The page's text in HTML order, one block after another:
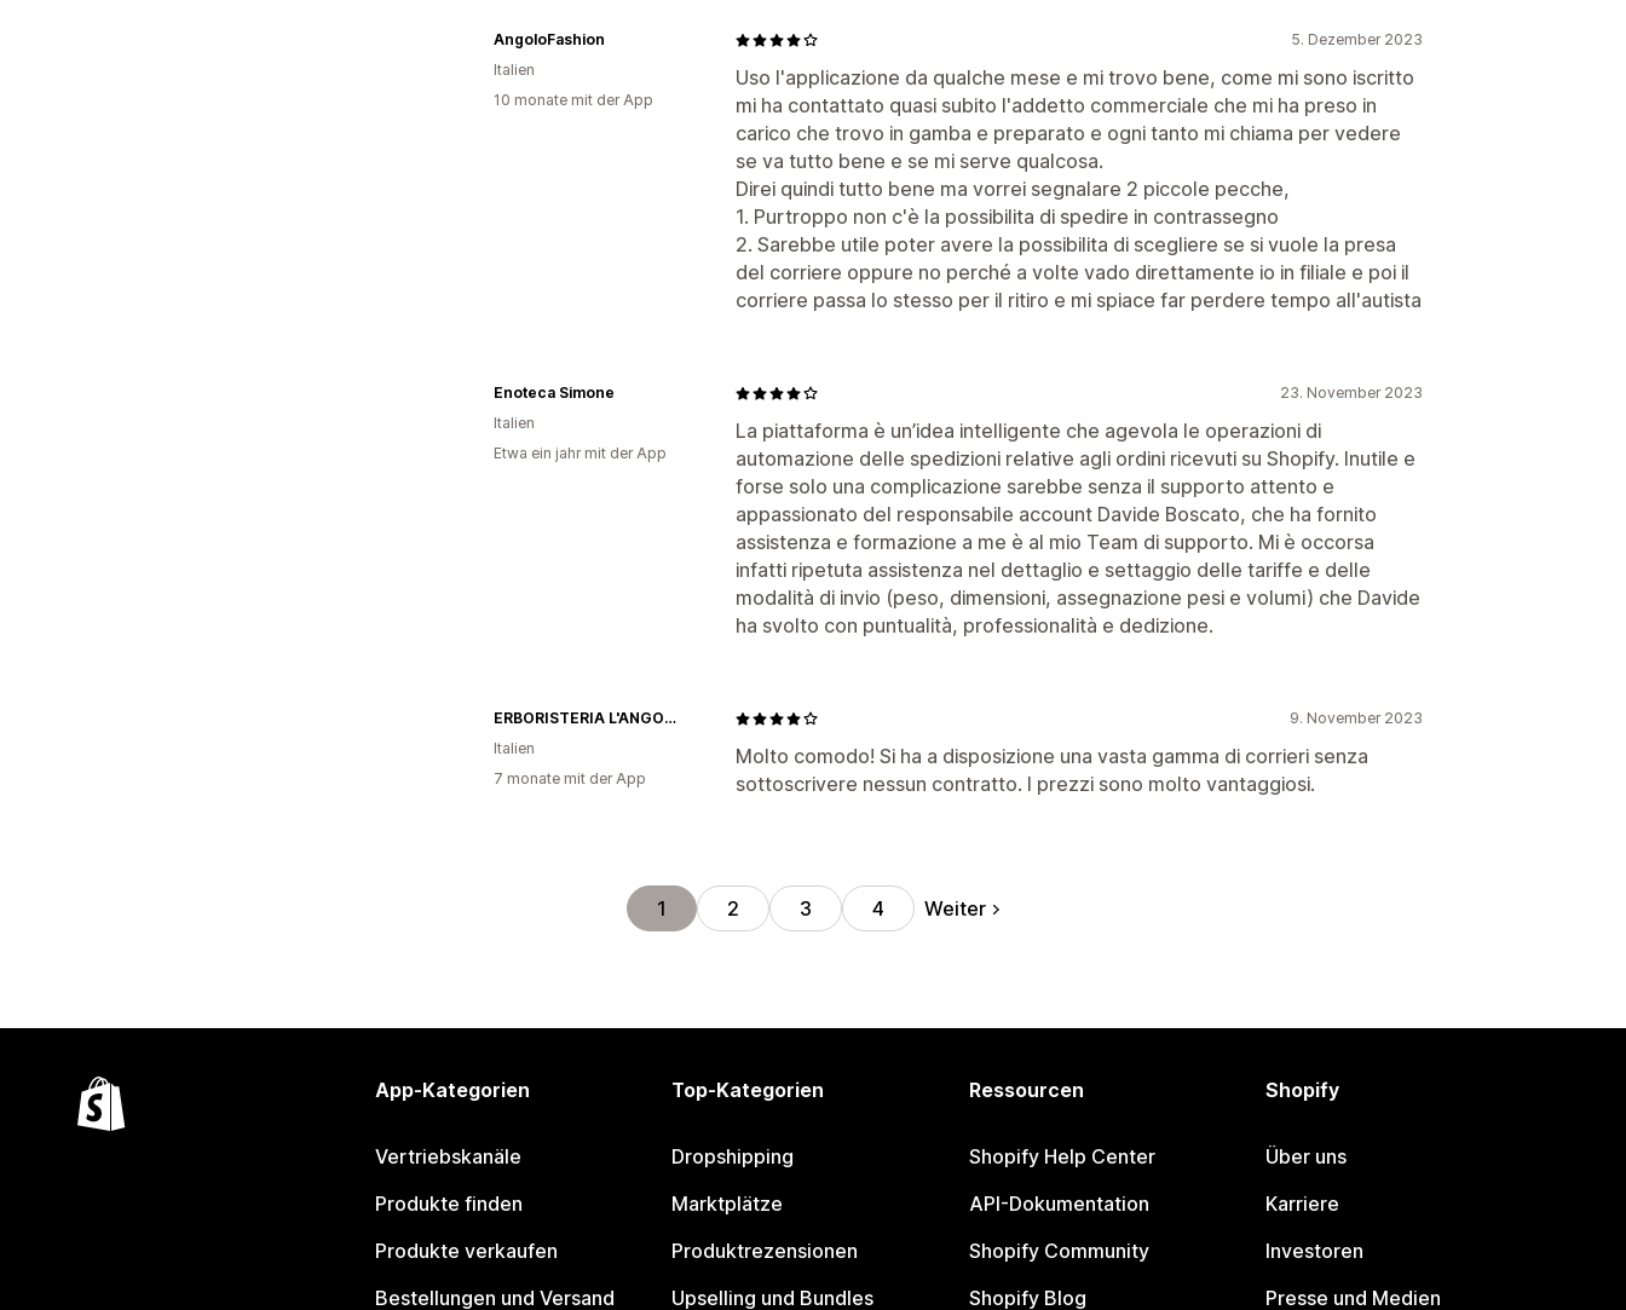
5. Dezember 2023
Uso l'applicazione da qualche mese e mi trovo bene, come mi sono iscritto
mi ha contattato quasi subito l'addetto commerciale che mi ha preso in
carico che trovo in gamba e preparato e ogni tanto mi chiama per vedere
se va tutto bene e se mi serve qualcosa.
Direi quindi tutto bene ma vorrei segnalare 2 piccole pecche,
1. Purtroppo non c'è la possibilita di spedire in contrassegno
2. Sarebbe utile poter avere la possibilita di scegliere se si vuole la presa
del corriere oppure no perché a volte vado direttamente io in filiale e poi il
corriere passa lo stesso per il ritiro e mi spiace far perdere tempo all'autista
AngoloFashion
Italien
10 monate mit der App
23. November 2023
La piattaforma è un’idea intelligente che agevola le operazioni di
automazione delle spedizioni relative agli ordini ricevuti su Shopify. Inutile e
forse solo una complicazione sarebbe senza il supporto attento e
appassionato del responsabile account Davide Boscato, che ha fornito
assistenza e formazione a me è al mio Team di supporto. Mi è occorsa
infatti ripetuta assistenza nel dettaglio e settaggio delle tariffe e delle
modalità di invio (peso, dimensioni, assegnazione pesi e volumi) che Davide
ha svolto con puntualità, professionalità e dedizione.
Enoteca Simone
Italien
Etwa ein jahr mit der App
9. November 2023
Molto comodo! Si ha a disposizione una vasta gamma di corrieri senza
sottoscrivere nessun contratto. I prezzi sono molto vantaggiosi.
ERBORISTERIA L'ANGOLO VERDE
Italien
7 monate mit der App
1 2 3 4 Weiter
App-Kategorien
Vertriebskanäle
Produkte finden
Produkte verkaufen
Bestellungen und Versand
Top-Kategorien
Dropshipping
Marktplätze
Produktrezensionen
Upselling und Bundles
Ressourcen
Shopify Help Center
API-Dokumentation
Shopify Community
Shopify Blog
Shopify
Über uns
Karriere
Investoren
Presse und Medien